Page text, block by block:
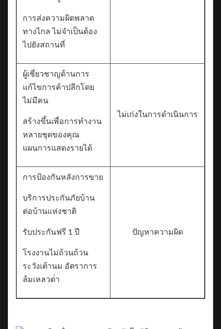
การส่งความผิดพลาด
ทางไกล ไม่จําเป็นต้อง
ไปยังสถานที่
ผู้เชี่ยวชาญด้านการ
แก้ไขการค้าปลีกโดย
ไม่มีคน
สร้างขึ้นเพื่อการทํางาน
หลายชุดของคุณ
แผนการแสดงรายได้
ไม่เก่งในการดําเนินการ
การป้องกันหลังการขาย
บริการประกันภัยบ้าน
ต่อบ้านแห่งชาติ
รับประกันฟรี 1 ปี
โรงงานไม่ถ้วนถ้วน
ระวังเต้านม อัตราการ
ล้มเหลวต่ํา
ปัญหาความผิด